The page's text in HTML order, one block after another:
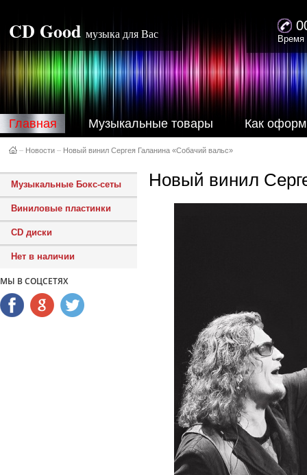
CD Good музыка для Вас Время
Главная Музыкальные товары Как
– Новости – Новый винил Сергея Галанина «Собачий вальс»
Музыкальные Бокс-сеты
Виниловые пластинки
CD диски
Нет в наличии
МЫ В СОЦСЕТЯХ
Новый винил